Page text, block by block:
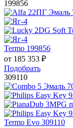
199856
Termo 199856
от 185 353 ₽
Подобрать
309110
Termo Evo 309110